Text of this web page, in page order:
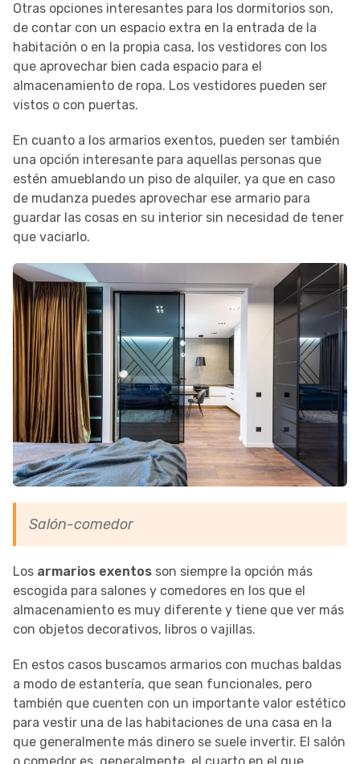
Otras opciones interesantes para los dormitorios son,
de contar con un espacio extra en la entrada de la
habitación o en la propia casa, los vestidores con los
que aprovechar bien cada espacio para el
almacenamiento de ropa. Los vestidores pueden ser
vistos o con puertas.
En cuanto a los armarios exentos, pueden ser también
una opción interesante para aquellas personas que
estén amueblando un piso de alquiler, ya que en caso
de mudanza puedes aprovechar ese armario para
guardar las cosas en su interior sin necesidad de tener
que vaciarlo.
Salón-comedor
Los armarios exentos son siempre la opción más
escogida para salones y comedores en los que el
almacenamiento es muy diferente y tiene que ver más
con objetos decorativos, libros o vajillas.
En estos casos buscamos armarios con muchas baldas
a modo de estantería, que sean funcionales, pero
también que cuenten con un importante valor estético
para vestir una de las habitaciones de una casa en la
que generalmente más dinero se suele invertir. El salón